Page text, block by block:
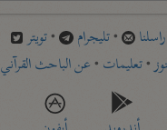
راسلنا •تليجرام •تويتر
•تعليمات •عن الباحث القرآني